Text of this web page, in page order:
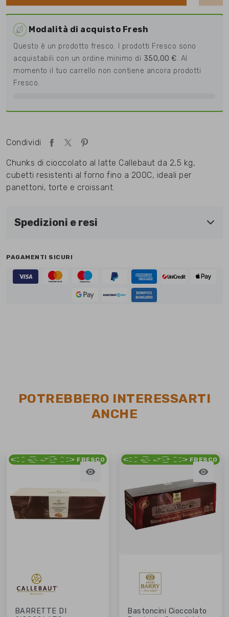
Modalità di acquisto Fresh
Questo è un prodotto fresco. I prodotti Fresco sono
acquistabili con un ordine minimo di 350,00 €. Al
momento il tuo carrello non contiene ancora prodotti
Fresco.
Condividi
Chunks di cioccolato al latte Callebaut da 2,5 kg,
cubetti resistenti al forno fino a 200C, ideali per
panettoni, torte e croissant.
Spedizioni e resi
PAGAMENTI SICURI
POTREBBERO INTERESSARTI
ANCHE
FRESCO

BARRETTE DI
FRESCO

Bastoncini Cioccolato